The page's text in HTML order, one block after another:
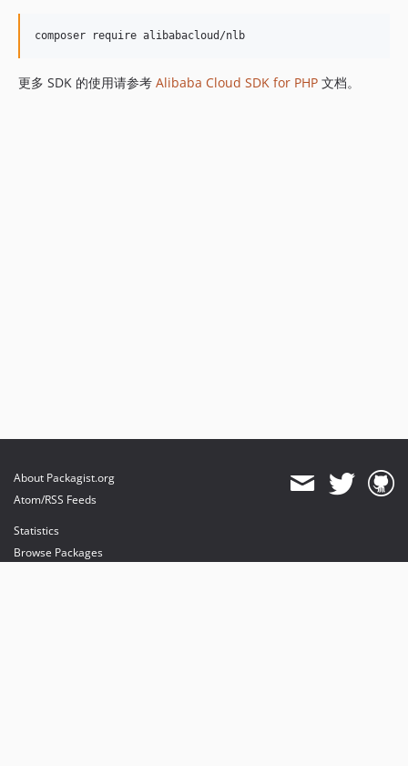
更多 SDK 的使用请参考 Alibaba Cloud SDK for PHP 文档。
About Packagist.org
Atom/RSS Feeds
Statistics
Browse Packages